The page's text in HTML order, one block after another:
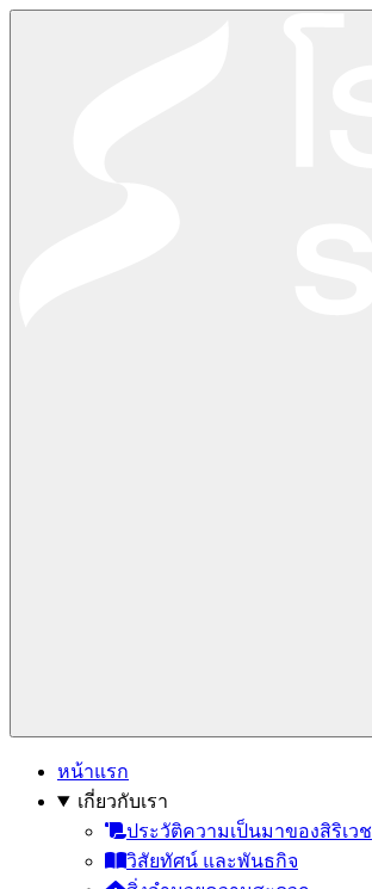
หน้าแรก
เกี่ยวกับเรา
ประวัติความเป็นมาของสิริเวช
วิสัยทัศน์ และพันธกิจ